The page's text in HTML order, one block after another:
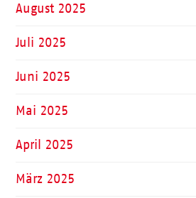
August 2025
Juli 2025
Juni 2025
Mai 2025
April 2025
März 2025